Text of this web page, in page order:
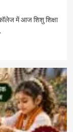
कॉलेज में आज शिशु शिक्षा